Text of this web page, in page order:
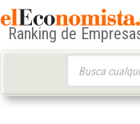
Ranking de